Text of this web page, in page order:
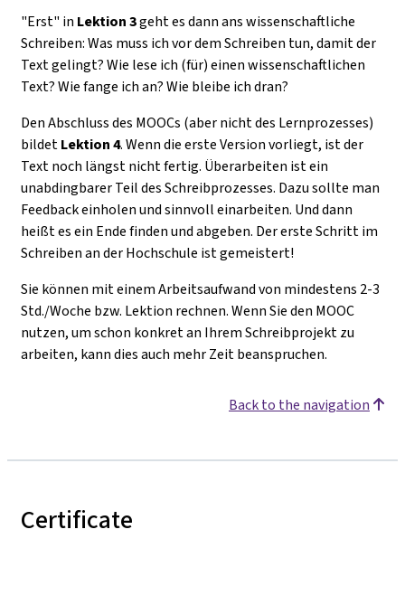
"Erst" in Lektion 3geht es dann ans wissenschaftliche
Schreiben: Was muss ich vor dem Schreiben tun, damit der
Text gelingt? Wie lese ich (für) einen wissenschaftlichen
Text? Wie fange ich an? Wie bleibe ich dran?
Den Abschluss des MOOCs (aber nicht des Lernprozesses)
bildetLektion 4. Wenn die erste Version vorliegt, ist der
Text noch längst nicht fertig. Überarbeiten ist ein
unabdingbarer Teil des Schreibprozesses. Dazu sollte man
Feedback einholen und sinnvoll einarbeiten. Und dann
heißt es ein Ende finden und abgeben. Der erste Schritt im
Schreiben an der Hochschule ist gemeistert!
Sie können mit einem Arbeitsaufwand von mindestens 2-3
Std./Woche bzw. Lektion rechnen. Wenn Sie den MOOC
nutzen, um schon konkret an Ihrem Schreibprojekt zu
arbeiten, kann dies auch mehr Zeit beanspruchen.
Back to the navigation
Certificate